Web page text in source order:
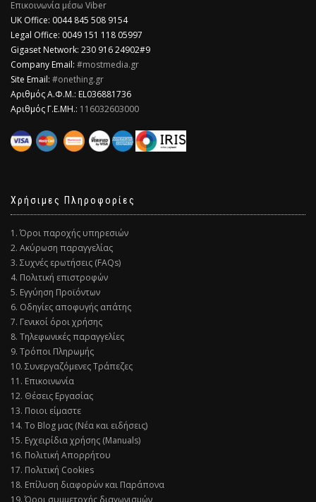
Επικοινωνία μέσω Viber
​UK Office: 0044 845 508 9154
Legal Office: 0049 151 118 05997
Gigaset Network: 230 916 24902#9
Company Email: #mostmedia.gr
Site Email: #onething.gr
Αριθμός Α.Φ.Μ.: EL036881736
Αριθμός Γ.Ε.ΜΗ.: 116032603000
Χρήσιμες Πληροφορίες
1. Όροι παροχής υπηρεσιών
2. Ακύρωση παραγγελίας
3. Συχνές ερωτήσεις (FAQs)
4. Πολιτική επιστροφών
5. Εγγύηση Προϊόντων
6. Οδηγίες αποφυγής απάτης
7. Γενικοί όροι χρήσης
8. Τηλεφωνικές παραγγελίες
9. Τρόποι Πληρωμής
10. Συνεργαζόμενες Τράπεζες
11. Επικοινωνία
12. Θέσεις Εργασίας
13. Ποιοι είμαστε
14. Το Blog μας (Νέα και ειδήσεις)
15. Εγχειρίδια χρήσης (Manuals)
16. Πολιτική Απορρήτου
17. Πολιτική Cookies
18. Επίλυση διαφορών και Παράπονα
19. Όροι συμμετοχής διαγωνισμών